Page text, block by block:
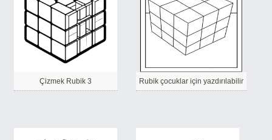
Çizmek Rubik 3 Rubik çocuklar için yazdırılabilir